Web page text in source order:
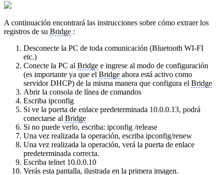
A continuación encontrará las instrucciones sobre cómo extraer los
registros de su Bridge :
Desconecte la PC de toda comunicación (Bluetooth WI-FI
etc.)
Conecte la PC al Bridge e ingrese al modo de configuración
(es importante ya que el Bridge ahora está activo como
servidor DHCP) de la misma manera que configura el Bridge
Abrir la consola de línea de comandos
Escriba ipconfig
Si ve la puerta de enlace predeterminada 10.0.0.13, podrá
conectarse al Bridge
Si no puede verlo, escriba: ipconfig /release
Una vez realizada la operación, escriba ipconfig/renew
Una vez realizada la operación, verá la puerta de enlace
predeterminada correcta.
Escriba telnet 10.0.0.10
Verás esta pantalla, ilustrada en la primera imagen.